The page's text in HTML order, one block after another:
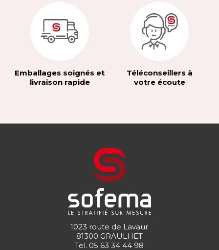
Emballages soignés et
livraison rapide
Téléconseillers à
votre écoute
1023 route de Lavaur
81300 GRAULHET
Tel. 05 63 34 44 98